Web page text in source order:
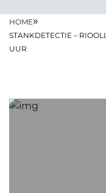
HOME»
STANKDETECTIE –
UUR